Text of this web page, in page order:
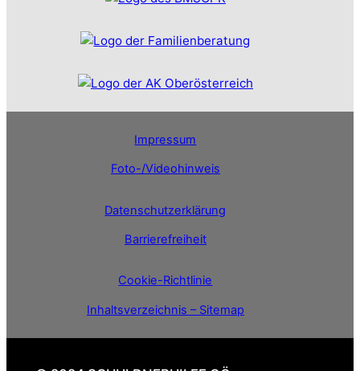
Impressum
Foto-/Videohinweis
Datenschutzerklärung
Barrierefreiheit
Cookie-Richtlinie
Inhaltsverzeichnis – Sitemap